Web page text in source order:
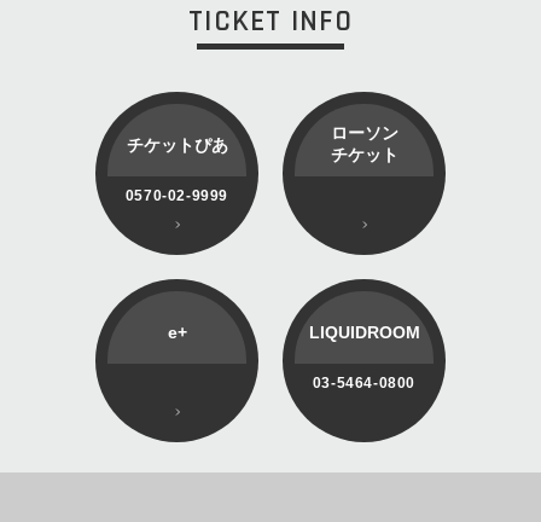
TICKET INFO
チケットぴあ
0570-02-9999
ローソン
チケット
e+ LIQUIDROOM
03-5464-0800